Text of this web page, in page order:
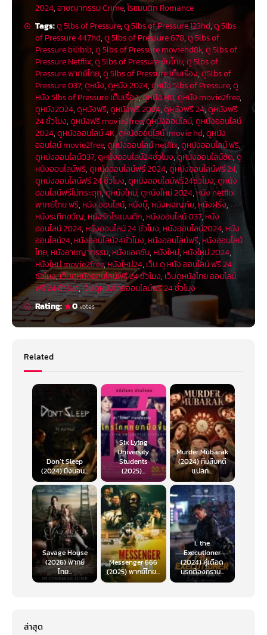
2024,อาชญากรรม Crime,โรแมนติก Romance
Tags:ดู 5lbs of Pressure,ดู 5lbs of Pressure 123hd,ดู 5lbs
of Pressure 447hd,ดู 5lbs of Pressure 678,ดู 5lbs of
Pressure bilibili,ดู 5lbs of Pressure moviehd8k,ดู 5lbs of
Pressure Netflix,ดู 5lbs of Pressure ซับไทย,ดู 5lbs of
Pressure พากย์ไทย,ดู 5lbs of Pressure เต็มเรื่อง,ดู5lbs of
Pressure 037,ดูหนัง,ดูหนัง 2024,ดูหนัง 5lbs of Pressure,ดู
หนัง 5lbs of Pressure เต็มเรื่อง,ดูหนัง HD,ดูหนัง movie2free,
ดูหนัง2024,ดูหนังฟรี,ดูหนังฟรี 2024,ดูหนังฟรี 24,ดูหนังฟรี
24 ชั่วโมง,ดูหนังฟรี movie2free,ดูหนังออนไลน์,ดูหนังออนไลน์
2024,ดูหนังออนไลน์ 4K,ดูหนังออนไลน์ imovie hd,ดูหนัง
ออนไลน์ movie2free,ดูหนังออนไลน์ netflix,ดูหนังออนไลน์ ฟรี,
ดูหนังออนไลน์037,ดูหนังออนไลน์24ชั่วโมง,ดูหนังออนไลน์ชัด,ดู
หนังออนไลน์ฟรี,ดูหนังออนไลน์ฟรี 2024,ดูหนังออนไลน์ฟรี 24,
ดูหนังออนไลน์ฟรี 24 ชั่วโมง,ดูหนังออนไลน์ฟรี24ชั่วโมง,ดูหนัง
ออนไลน์ฟรีไม่กระตุก,ดูหนังใหม่,ดูหนังใหม่ 2024,หนัง netflix
พากย์ไทย ฟรี, หนัง ออนไลน์, หนังบู๊, หนังผจญภัย,หนังฝรั่ง,
หนังระทึกขวัญ, หนังรักโรแมนติก, หนังออนไลน์ 037, หนัง
ออนไลน์ 2024, หนังออนไลน์ 24 ชั่วโมง, หนังออนไลน์2024, หนัง
ออนไลน์24, หนังออนไลน์24ชั่วโมง, หนังออนไลน์ฟรี,หนังออนไลน์
ไทย, หนังอาชญากรรม, หนังแอคชั่น, หนังใหม่,หนังใหม่ 2024,
หนังใหม่ movie2free,หนังใหม่24, เว็บ ดู หนัง ออนไลน์ ฟรี 24
ชั่วโมง,เว็บดูหนังออนไลน์ฟรี 24 ชั่วโมง, เว็บดูหนังไทย ออนไลน์
ฟรี 24 ชั่วโมง,เว็บดูหนังไทยออนไลน์ฟรี 24 ชั่วโมง
Rating:
0votes
Related
Don’t Sleep
(2024) มึงนอน...
Six Lying
University
Students
(2025)...
Murder Mubarak
(2024) ทีมสืบคดี
แปลก...
Savage House
(2026) พากย์
ไทย...
Messenger 666
(2025) พากย์ไทย...
I, the
Executioner
(2024) คู่เดือด
นรกต้องกราบ...
ล่าสุด